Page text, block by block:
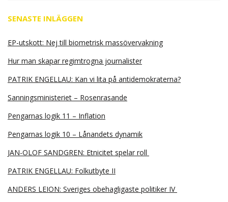
SENASTE INLÄGGEN
EP-utskott: Nej till biometrisk massövervakning
Hur man skapar regimtrogna journalister
PATRIK ENGELLAU: Kan vi lita på antidemokraterna?
Sanningsministeriet – Rosenrasande
Pengarnas logik 11 – Inflation
Pengarnas logik 10 – Lånandets dynamik
JAN-OLOF SANDGREN: Etnicitet spelar roll
PATRIK ENGELLAU: Folkutbyte II
ANDERS LEION: Sveriges obehagligaste politiker IV